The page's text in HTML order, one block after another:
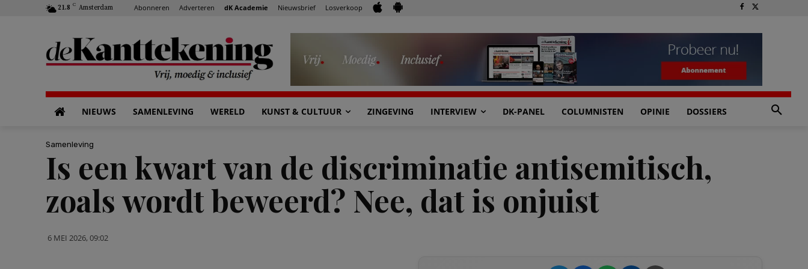
21.8 C Amsterdam Abonneren Adverteren dK Academie Nieuwsbrief Losverkoop
NIEUWS SAMENLEVING WERELD KUNST & CULTUUR ZINGEVING INTERVIEW DK-PANEL COLUMNISTEN OPINIE DOSSIERS
Samenleving
Is een kwart van de discriminatie antisemitisch,
zoals wordt beweerd? Nee, dat is onjuist
6 MEI 2026, 09:02